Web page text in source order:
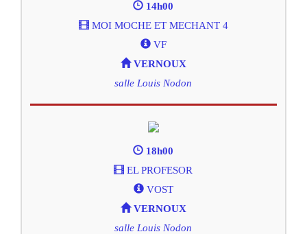
14h00
MOI MOCHE ET MECHANT 4
VF
VERNOUX
salle Louis Nodon
18h00
EL PROFESOR
VOST
VERNOUX
salle Louis Nodon